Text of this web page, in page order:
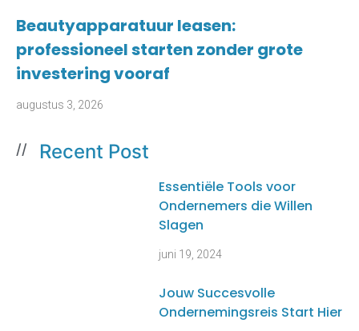
Beautyapparatuur leasen:
professioneel starten zonder grote
investering vooraf
augustus 3, 2026
// Recent Post
Essentiële Tools voor
Ondernemers die Willen
Slagen
juni 19, 2024
Jouw Succesvolle
Ondernemingsreis Start Hier